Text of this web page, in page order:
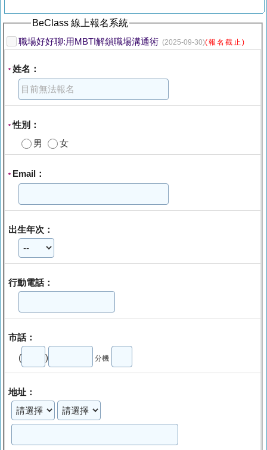
BeClass 線上報名系統
職場好好聊:用MBTI解鎖職場溝通術 (2025-09-30)(報名截止)
* 姓名：
*性別：
男
女
* Email：
出生年次：
行動電話：
市話：
( ) 分機
地址：